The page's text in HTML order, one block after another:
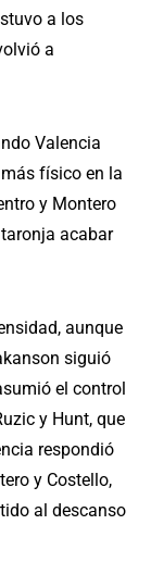
a los
a
Valencia
físico en la
y Montero
acabar
aunque
siguió
el control
y Hunt, que
respondió
y Costello,
al descanso